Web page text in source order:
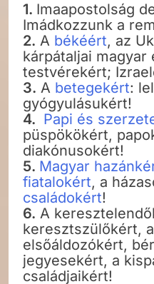
1. Imaapostolság
Imádkozzunk a
2. A békéért, az
kárpátaljai magyar
testvérekért;
3. A betegekért:
gyógyulásukért!
4. Papi és
püspökökért,
diakónusokért!
5. Magyar
fiatalokért, a
családokért!
6. A
keresztszülőkért,
elsőáldozókért,
jegyesekért, a
családjaikért!